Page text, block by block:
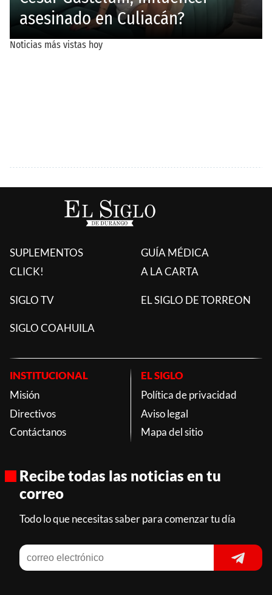
SUPLEMENTOS
CLICK!
GUÍA MÉDICA
A LA CARTA
SIGLO TV EL SIGLO DE TORREON
SIGLO COAHUILA
INSTITUCIONAL
Misión
Directivos
Contáctanos
EL SIGLO
Política de privacidad
Aviso legal
Mapa del sitio
Recibe todas las noticias en tu
correo
Todo lo que necesitas saber para comenzar tu día